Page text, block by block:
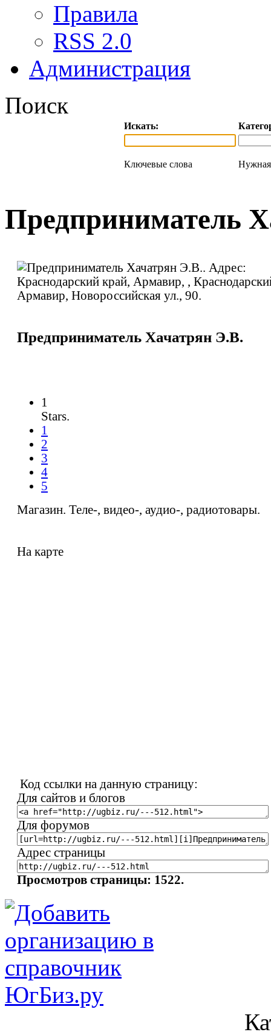
Правила
RSS 2.0
Администрация
Поиск
Искать:
Ключевые слова Нужная
Предприниматель
Предприниматель Хачатрян Э.В.
1
Stars.
1
2
3
4
5
Магазин. Теле-, видео-, аудио-, радиотовары.
На карте
Код ссылки на данную страницу:
Для сайтов и блогов
Для форумов
Адрес страницы
Просмотров страницы: 1522.